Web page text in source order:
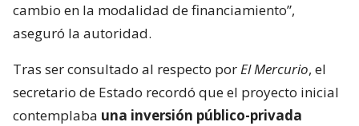
cambio en la modalidad de financiamiento”,
aseguró la autoridad.
Tras ser consultado al respecto porEl Mercurio, el
secretario de Estado recordó que el proyecto inicial
contemplaba una inversión público-privada